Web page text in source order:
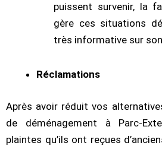
puissent survenir, la
gère ces situations
très informative sur
Réclamations
Après avoir réduit vos
de déménagement à Parc-
plaintes qu’ils ont reçues